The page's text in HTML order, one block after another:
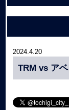
2024.4.20
TRM vs ア